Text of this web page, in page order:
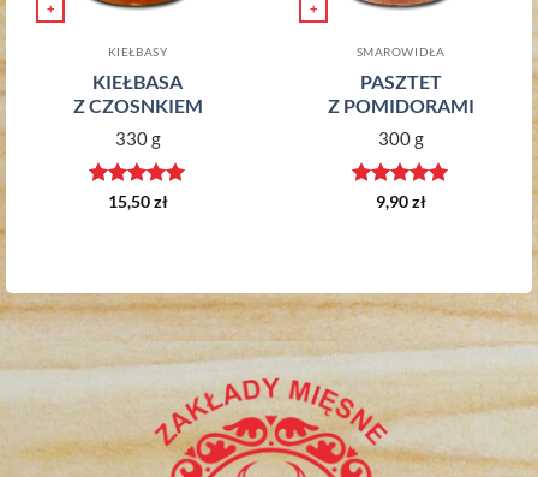
+
KIEŁBASY
KIEŁBASA
Z CZOSNKIEM
330 g
Oceniono
15,50zł
+
SMAROWIDŁA
PASZTET
Z POMIDORAMI
300 g
Oceniono
9,90zł